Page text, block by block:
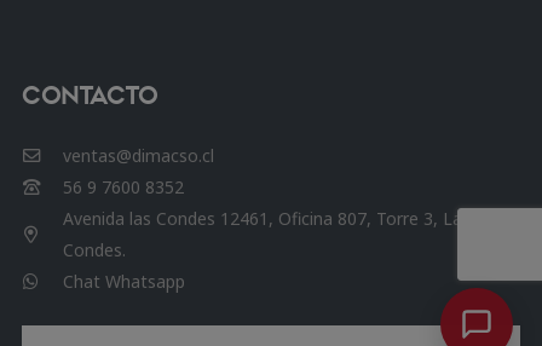
Contacto
ventas@dimacso.cl
56 9 7600 8352
Avenida las Condes 12461, Oficina 807, Torre 3, Las
Condes.
Chat Whatsapp